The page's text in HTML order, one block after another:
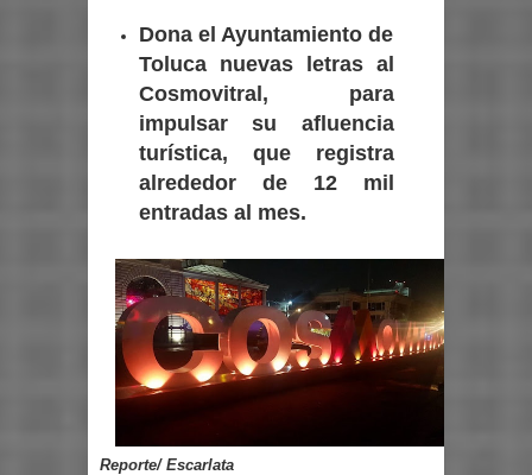
Dona el Ayuntamiento de
Toluca nuevas letras al
Cosmovitral, para
impulsar su afluencia
turística, que registra
alrededor de 12 mil
entradas al mes.
Reporte/ Escarlata